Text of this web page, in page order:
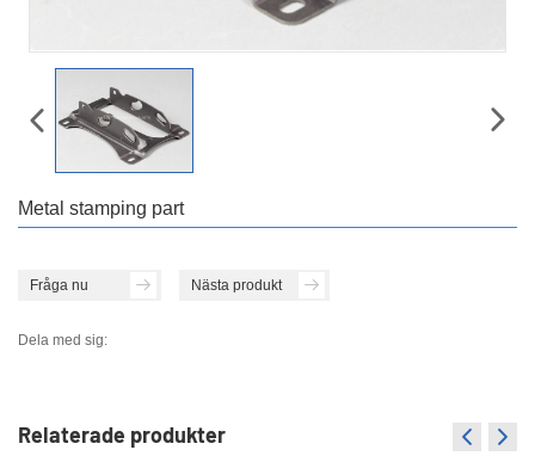
Metal stamping part
Fråga nu Nästa produkt
Dela med sig:
Relaterade produkter